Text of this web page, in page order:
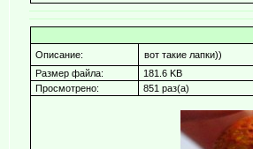
Описание:
вот такие лапки))
Размер файла:
181.6 KB
Просмотрено:
851 раз(а)